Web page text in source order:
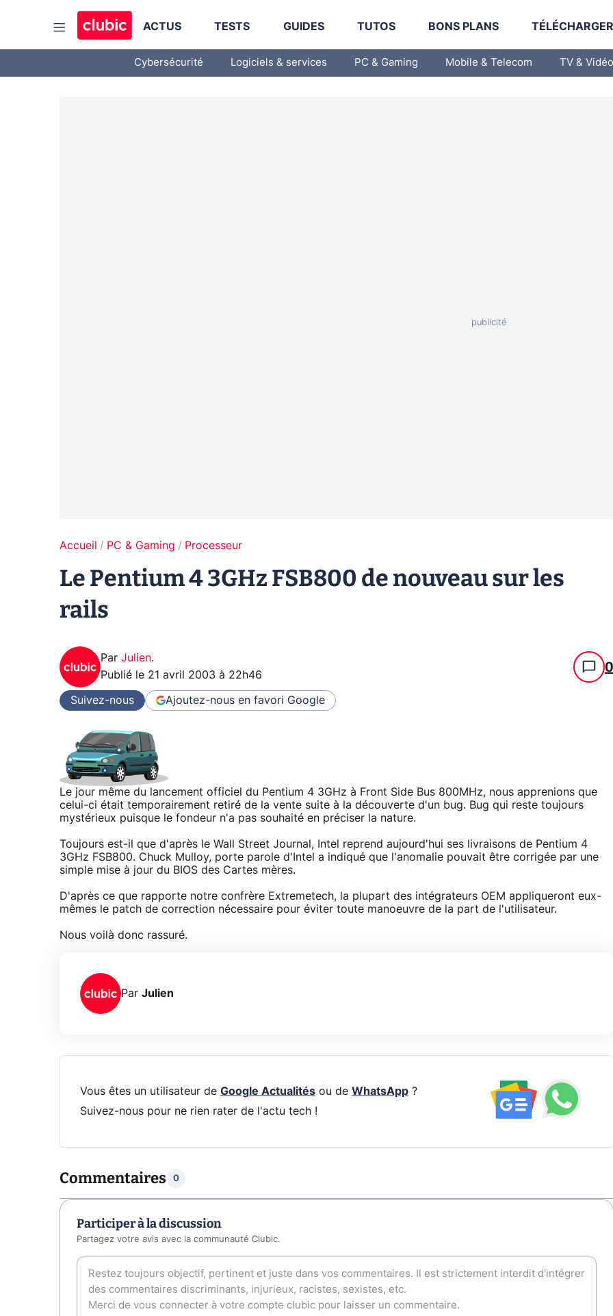
ACTUS TESTS GUIDES TUTOS BONS PLANS
Cybersécurité Logiciels & services PC & Gaming Mobile & Telecom TV & Vidéo
Accueil PC & Gaming Processeur
Le Pentium 4 3GHz FSB800 de nouveau sur les
rails
Par Julien.
Publié le 21 avril 2003 à 22h46 0
Suivez-nous Ajoutez-nous en favori Google
Le jour même du lancement officiel du Pentium 4 3GHz à Front Side Bus 800MHz, nous apprenions que
celui-ci était temporairement retiré de la vente suite à la découverte d'un bug. Bug qui reste toujours
mystérieux puisque le fondeur n'a pas souhaité en préciser la nature.
Toujours est-il que d'après le Wall Street Journal, Intel reprend aujourd'hui ses livraisons de Pentium 4
3GHz FSB800. Chuck Mulloy, porte parole d'Intel a indiqué que l'anomalie pouvait être corrigée par une
simple mise à jour du BIOS des Cartes mères.
D'après ce que rapporte notre confrère Extremetech, la plupart des intégrateurs OEM appliqueront eux-
mêmes le patch de correction nécessaire pour éviter toute manoeuvre de la part de l'utilisateur.
Nous voilà donc rassuré.
Par Julien
Vous êtes un utilisateur de Google Actualitésou de WhatsApp?
Suivez-nous pour ne rien rater de l'actu tech !
Commentaires 0
Participer à la discussion
Partagez votre avis avec la communauté Clubic.